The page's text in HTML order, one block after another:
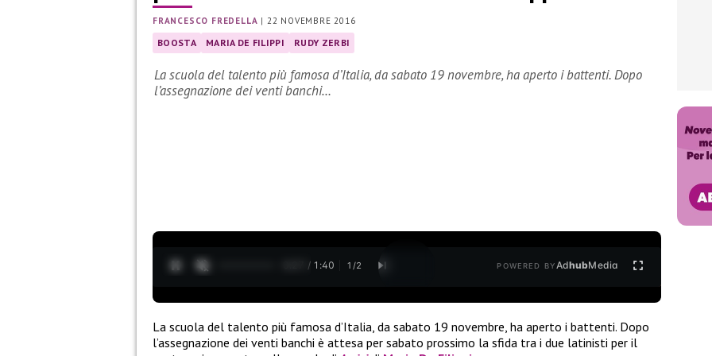
FRANCESCO FREDELLA | 22 NOVEMBRE 2016
BOOSTA MARIA DE FILIPPI RUDY ZERBI
La scuola del talento più famosa d’Italia, da sabato 19 novembre, ha aperto i battenti. Dopo
l’assegnazione dei venti banchi…
0:28 / 1:40 1 /2 POWERED BYAdhubMedia
La scuola del talento più famosa d’Italia, da sabato 19 novembre, ha aperto i battenti. Dopo
l’assegnazione dei venti banchi è attesa per sabato prossimo la sfida tra i due latinisti per il